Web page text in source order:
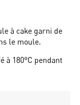
à cake garni de
le moule.
à 180°C pendant